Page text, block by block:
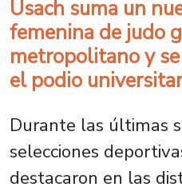
Usach suma un
femenina de judo
metropolitano y
el podio
Durante las últimas
selecciones
destacaron en las